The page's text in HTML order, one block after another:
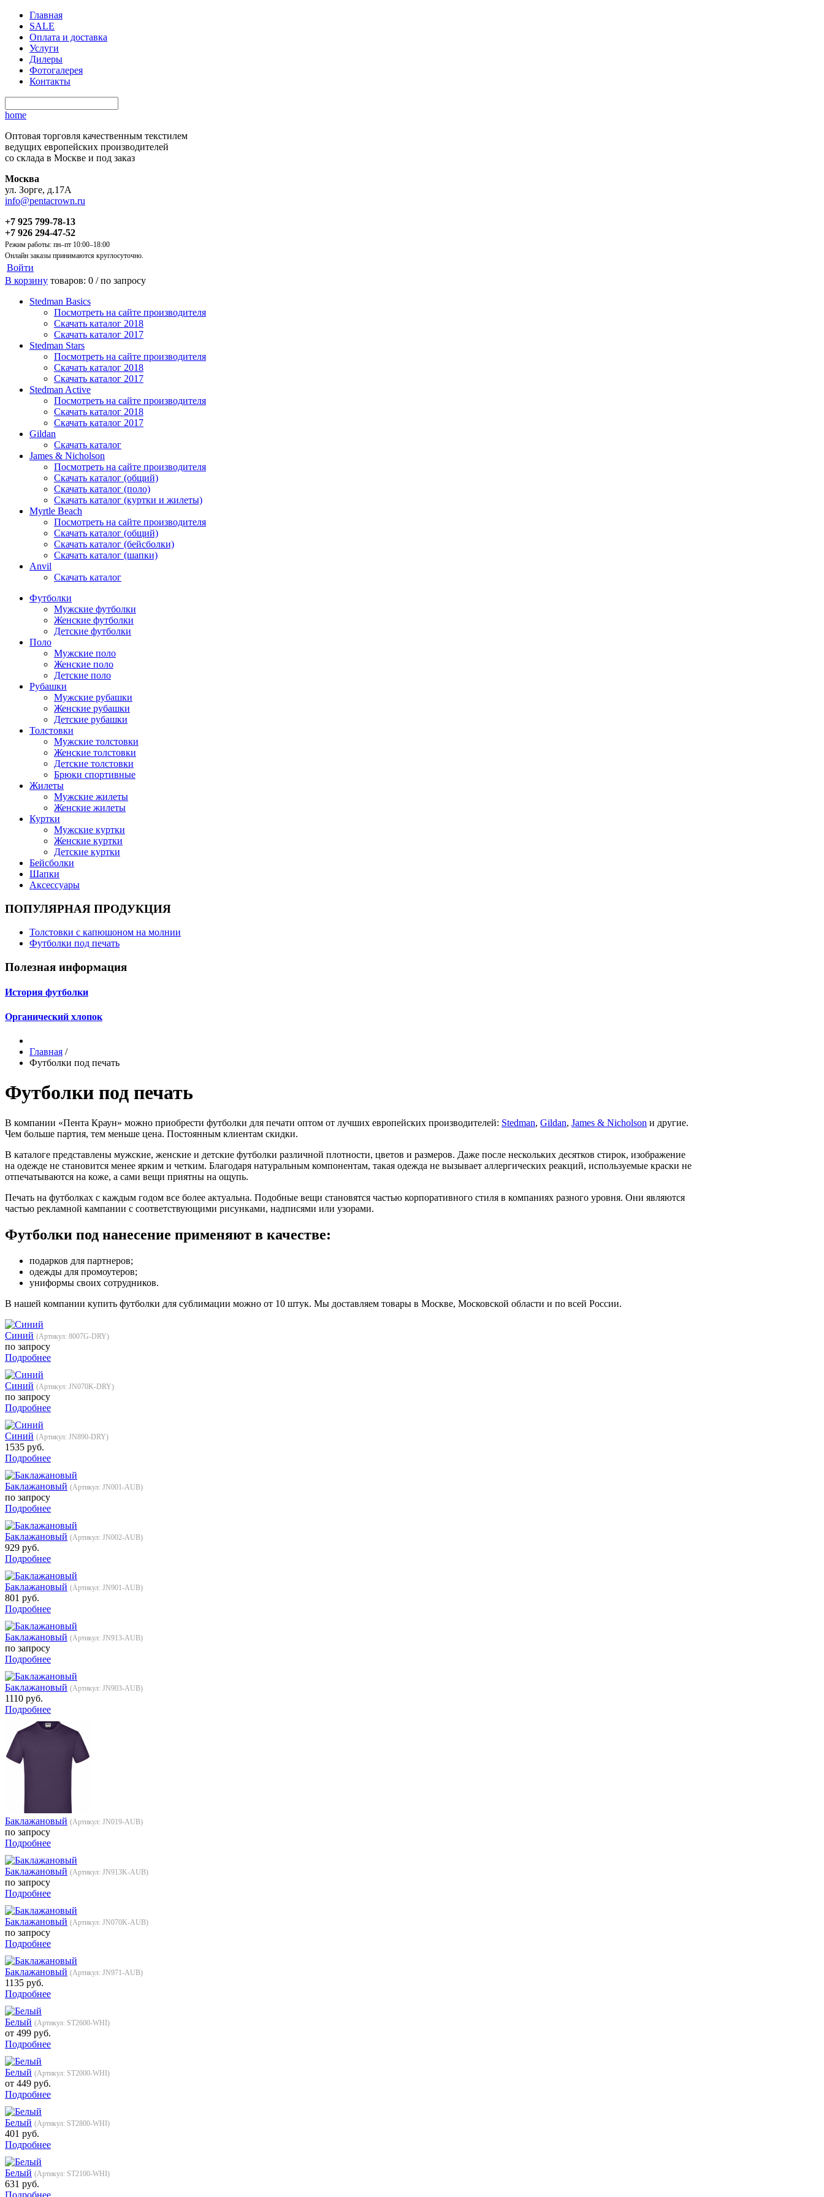
Главная
SALE
Оплата и доставка
Услуги
Дилеры
Фотогалерея
Контакты
home
Оптовая торговля качественным текстилем
ведущих европейских производителей
со склада в Москве и под заказ
Москва
ул. Зорге, д.17А
info@pentacrown.ru
+7 925 799-78-13
+7 926 294-47-52
Режим работы: пн–пт 10:00–18:00
Онлайн заказы принимаются круглосуточно.
Войти
В корзину товаров: 0 /по запросу
Stedman Basics
Посмотреть на сайте производителя
Скачать каталог 2018
Скачать каталог 2017
Stedman Stars
Посмотреть на сайте производителя
Скачать каталог 2018
Скачать каталог 2017
Stedman Active
Посмотреть на сайте производителя
Скачать каталог 2018
Скачать каталог 2017
Gildan
Скачать каталог
James & Nicholson
Посмотреть на сайте производителя
Скачать каталог (общий)
Скачать каталог (поло)
Скачать каталог (куртки и жилеты)
Myrtle Beach
Посмотреть на сайте производителя
Скачать каталог (общий)
Скачать каталог (бейсболки)
Скачать каталог (шапки)
Anvil
Скачать каталог
Футболки
Мужские футболки
Женские футболки
Детские футболки
Поло
Мужские поло
Женские поло
Детские поло
Рубашки
Мужские рубашки
Женские рубашки
Детские рубашки
Толстовки
Мужские толстовки
Женские толстовки
Детские толстовки
Брюки спортивные
Жилеты
Мужские жилеты
Женские жилеты
Куртки
Мужские куртки
Женские куртки
Детские куртки
Бейсболки
Шапки
Аксессуары
ПОПУЛЯРНАЯ ПРОДУКЦИЯ
Толстовки с капюшоном на молнии
Футболки под печать
Полезная информация
История футболки
Органический хлопок
Главная /
Футболки под печать
Футболки под печать
В компании «Пента Краун» можно приобрести футболки для печати оптом от лучших европейских производителей: Stedman, Gildan, James & Nicholson и другие.
Чем больше партия, тем меньше цена. Постоянным клиентам скидки.
В каталоге представлены мужские, женские и детские футболки различной плотности, цветов и размеров. Даже после нескольких десятков стирок, изображение
на одежде не становится менее ярким и четким. Благодаря натуральным компонентам, такая одежда не вызывает аллергических реакций, используемые краски не
отпечатываются на коже, а сами вещи приятны на ощупь.
Печать на футболках с каждым годом все более актуальна. Подобные вещи становятся частью корпоративного стиля в компаниях разного уровня. Они являются
частью рекламной кампании с соответствующими рисунками, надписями или узорами.
Футболки под нанесение применяют в качестве:
подарков для партнеров;
одежды для промоутеров;
униформы своих сотрудников.
В нашей компании купить футболки для сублимации можно от 10 штук. Мы доставляем товары в Москве, Московской области и по всей России.
Cиний (Артикул: 8007G-DRY)
по запросу
Подробнее
Cиний (Артикул: JN070K-DRY)
по запросу
Подробнее
Cиний (Артикул: JN890-DRY)
1535 руб.
Подробнее
Баклажановый (Артикул: JN001-AUB)
по запросу
Подробнее
Баклажановый (Артикул: JN002-AUB)
929 руб.
Подробнее
Баклажановый (Артикул: JN901-AUB)
801 руб.
Подробнее
Баклажановый (Артикул: JN913-AUB)
по запросу
Подробнее
Баклажановый (Артикул: JN903-AUB)
1110 руб.
Подробнее
Баклажановый (Артикул: JN019-AUB)
по запросу
Подробнее
Баклажановый (Артикул: JN913K-AUB)
по запросу
Подробнее
Баклажановый (Артикул: JN070K-AUB)
по запросу
Подробнее
Баклажановый (Артикул: JN971-AUB)
1135 руб.
Подробнее
Белый (Артикул: ST2600-WHI)
от 499 руб.
Подробнее
Белый (Артикул: ST2000-WHI)
от 449 руб.
Подробнее
Белый (Артикул: ST2800-WHI)
401 руб.
Подробнее
Белый (Артикул: ST2100-WHI)
631 руб.
Подробнее